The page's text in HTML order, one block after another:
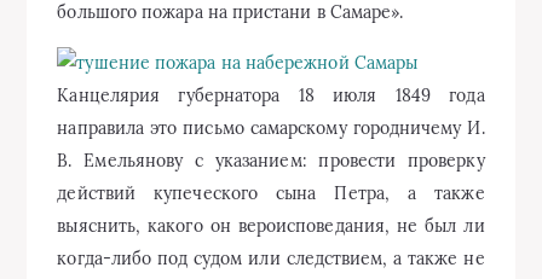
большого пожара на пристани в Самаре».
Канцелярия губернатора 18 июля 1849 года
направила это письмо самарскому городничему И.
В. Емельянову с указанием: провести проверку
действий купеческого сына Петра, а также
выяснить, какого он вероисповедания, не был ли
когда-либо под судом или следствием, а также не